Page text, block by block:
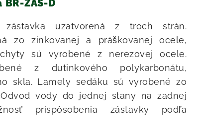
ZAS-D
zástavka uzatvorená z troch strán.
zo zinkovanej a práškovanej ocele,
sú vyrobené z nerezovej ocele.
z dutinkového polykarbonátu,
skla. Lamely sedáku sú vyrobené zo
vody do jednej stany na zadnej
prispôsobenia zástavky podľa